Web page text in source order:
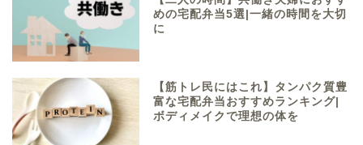
めの宅配弁当5選|一緒の時間を大切
に
【筋トレ民にはこれ】タンパク質豊
富な宅配弁当おすすめランキング|
ボディメイクで理想の体を